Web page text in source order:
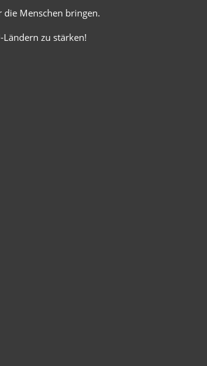
die Menschen bringen.
zu stärken!